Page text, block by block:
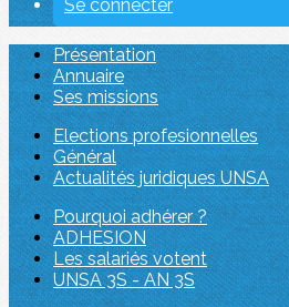
Se connecter
Présentation
Annuaire
Ses missions
Elections profesionnelles
Général
Actualités juridiques UNSA
Pourquoi adhérer ?
ADHESION
Les salariés votent
UNSA 3S - AN 3S